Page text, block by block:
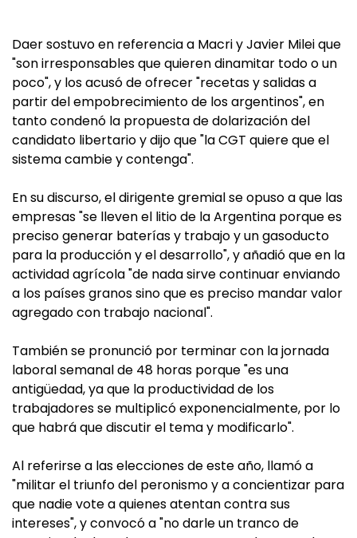
Daer sostuvo en referencia a Macri y Javier Milei que
"son irresponsables que quieren dinamitar todo o un
poco", y los acusó de ofrecer "recetas y salidas a
partir del empobrecimiento de los argentinos", en
tanto condenó la propuesta de dolarización del
candidato libertario y dijo que "la CGT quiere que el
sistema cambie y contenga".
En su discurso, el dirigente gremial se opuso a que las
empresas "se lleven el litio de la Argentina porque es
preciso generar baterías y trabajo y un gasoducto
para la producción y el desarrollo", y añadió que en la
actividad agrícola "de nada sirve continuar enviando
a los países granos sino que es preciso mandar valor
agregado con trabajo nacional".
También se pronunció por terminar con la jornada
laboral semanal de 48 horas porque "es una
antigüedad, ya que la productividad de los
trabajadores se multiplicó exponencialmente, por lo
que habrá que discutir el tema y modificarlo".
Al referirse a las elecciones de este año, llamó a
"militar el triunfo del peronismo y a concientizar para
que nadie vote a quienes atentan contra sus
intereses", y convocó a "no darle un tranco de